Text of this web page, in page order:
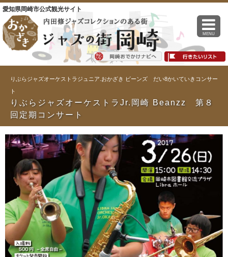
愛知県岡崎市公式観光サイト
MENU
りぶらジャズオーケストラジュニア.おかざき ビーンズ だい8かいていきコンサー
ト
りぶらジャズオーケストラJr.岡崎 Beanzz 第８
回定期コンサート